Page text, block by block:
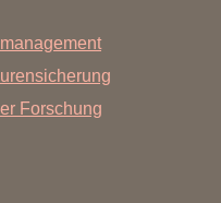
Forschung